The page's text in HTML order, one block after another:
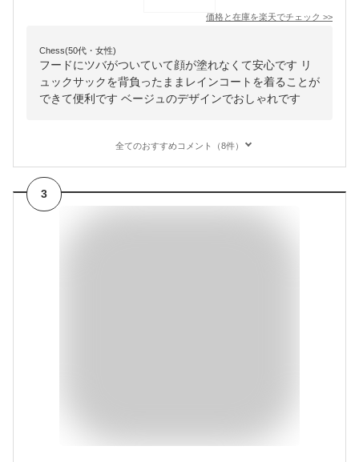
価格と在庫を楽天でチェック >>
Chess(50代・女性)
フードにツバがついていて顔が塗れなくて安心です リ
ュックサックを背負ったままレインコートを着ることが
できて便利です ベージュのデザインでおしゃれです
全てのおすすめコメント（8件）
3